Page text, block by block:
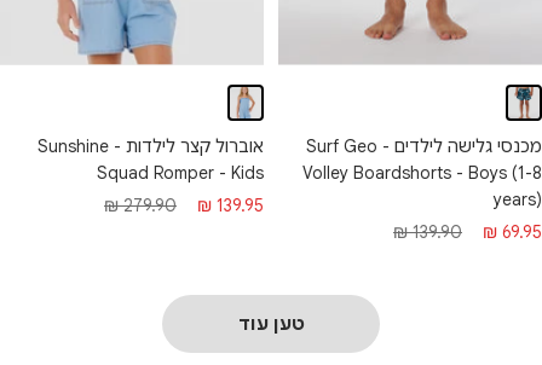
מכנסי גלישה לילדים - Surf Geo
Volley Boardshorts - Boys (1-8
years)
מחיר
69.95 ₪
מחיר
139.90 ₪
אוברול קצר לילדות - Sunshine
Squad Romper - Kids
מחיר
139.95 ₪
מחיר
279.90 ₪
טען עוד